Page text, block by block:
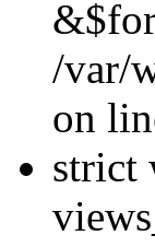
/var/
on
strict